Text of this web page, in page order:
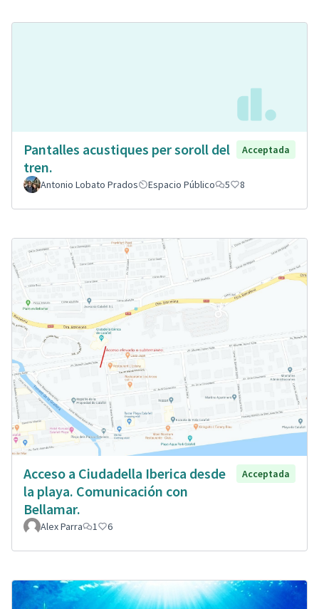
Pantalles acustiques per soroll del
tren.
Acceptada
Antonio Lobato Prados Espacio Público 5 8
Acceso a Ciudadella Iberica desde
la playa. Comunicación con
Bellamar.
Acceptada
Alex Parra 1 6